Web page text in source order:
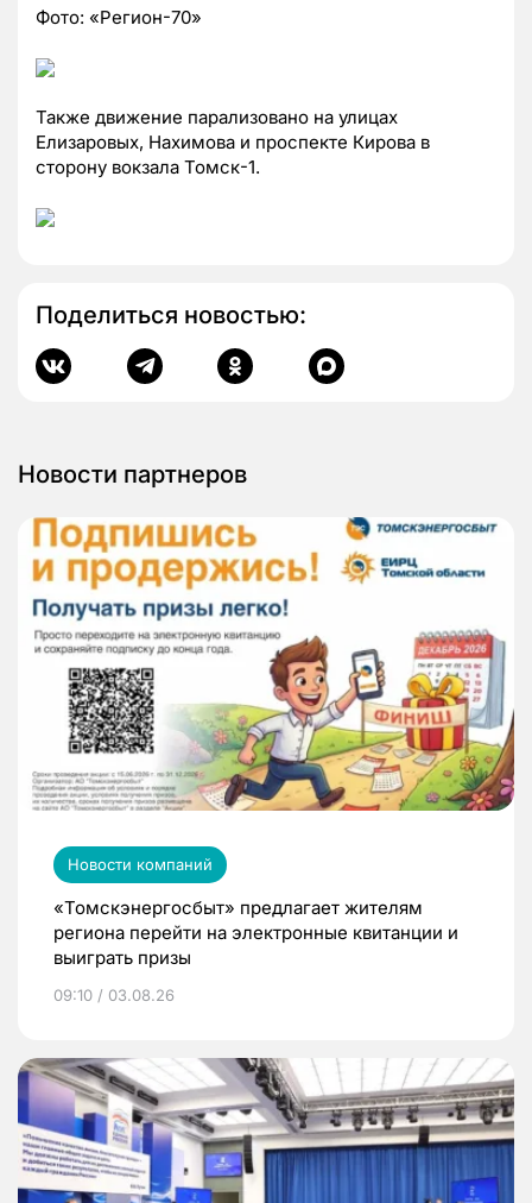
Фото: «Регион-70»
Также движение парализовано на улицах
Елизаровых, Нахимова и проспекте Кирова в
сторону вокзала Томск-1.
Поделиться новостью:
Новости партнеров
Новости компаний
«Томскэнергосбыт» предлагает жителям
региона перейти на электронные квитанции и
выиграть призы
09:10 / 03.08.26